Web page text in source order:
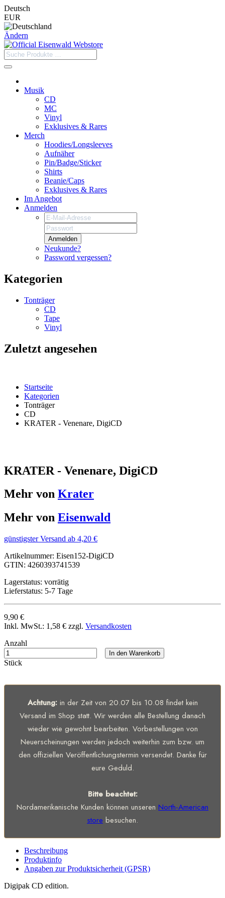
Deutsch
EUR
Ändern
Musik
CD
MC
Vinyl
Exklusives & Rares
Merch
Hoodies/Longsleeves
Aufnäher
Pin/Badge/Sticker
Shirts
Beanie/Caps
Exklusives & Rares
Im Angebot
Anmelden
Anmelden
Neukunde?
Password vergessen?
Kategorien
Tonträger
CD
Tape
Vinyl
Zuletzt angesehen
Startseite
Kategorien
Tonträger
CD
KRATER - Venenare, DigiCD
KRATER - Venenare, DigiCD
Mehr von Krater
Mehr von Eisenwald
günstigster Versand ab 4,20 €
Artikelnummer: Eisen152-DigiCD
GTIN: 4260393741539
Lagerstatus: vorrätig
Lieferstatus: 5-7 Tage
9,90 €
Inkl. MwSt.: 1,58 € zzgl. Versandkosten
Anzahl
Stück
In den Warenkorb
Achtung:in der Zeit von 20.07 bis 10.08 findet kein
Versand im Shop statt. Wir werden alle Bestellung danach
wieder wie gewohnt bearbeiten. Vorbestellungen von
Neuerscheinungen werden jedoch weiterhin zum bzw. um
den offiziellen Veröffentlichungstermin versendet. Danke für
eure Geduld.
Bitte beachtet:
Nordamerikanische Kunden können unseren North-American
store besuchen.
Beschreibung
Produktinfo
Angaben zur Produktsicherheit (GPSR)
Digipak CD edition.